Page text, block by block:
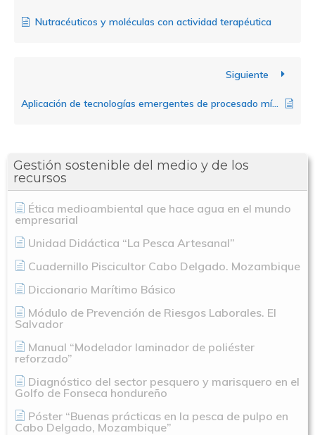
Gestión sostenible del medio y de los
recursos
Ética medioambiental que hace agua en el mundo
empresarial
Unidad Didáctica “La Pesca Artesanal”
Cuadernillo Piscicultor Cabo Delgado. Mozambique
Diccionario Marítimo Básico
Módulo de Prevención de Riesgos Laborales. El
Salvador
Manual “Modelador laminador de poliéster
reforzado”
Diagnóstico del sector pesquero y marisquero en el
Golfo de Fonseca hondureño
Póster “Buenas prácticas en la pesca de pulpo en
Cabo Delgado, Mozambique”
Nutracéuticos y moléculas con actividad terapéutica
Siguiente
Aplicación de tecnologías emergentes de procesado mínimo en el sector pesquero